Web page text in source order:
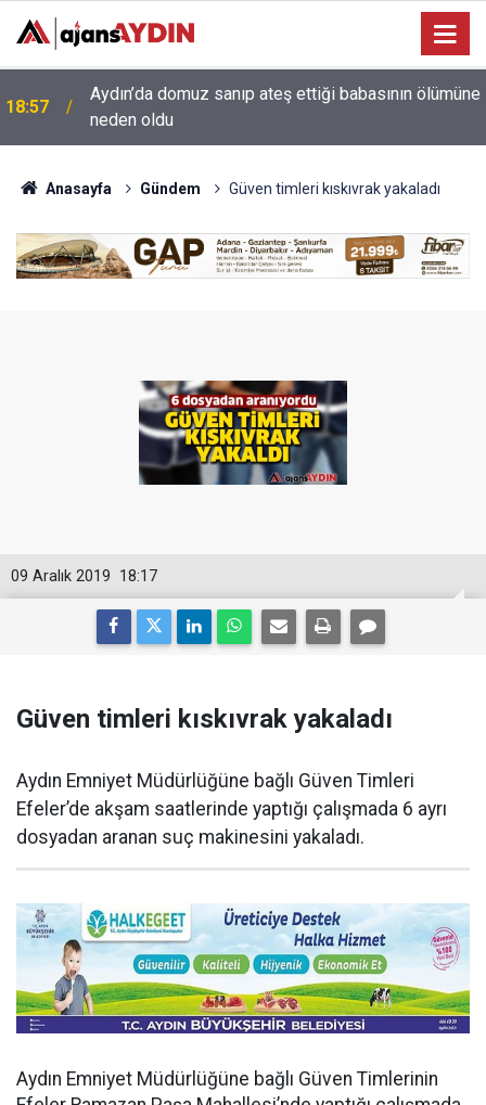
18:13 Yeni Parti'nin Aydın kurucu yönetimi belli oldu
Anasayfa Gündem Güven timleri kıskıvrak yakaladı
18:17
09 Aralık 2019
Güven timleri kıskıvrak yakaladı
Aydın Emniyet Müdürlüğüne bağlı Güven Timleri
Efeler’de akşam saatlerinde yaptığı çalışmada 6 ayrı
dosyadan aranan suç makinesini yakaladı.
Aydın Emniyet Müdürlüğüne bağlı Güven Timlerinin